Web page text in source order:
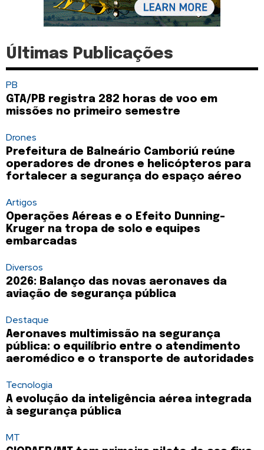
Últimas Publicações
PB
GTA/PB registra 282 horas de voo em
missões no primeiro semestre
Drones
Prefeitura de Balneário Camboriú reúne
operadores de drones e helicópteros para
fortalecer a segurança do espaço aéreo
Artigos
Operações Aéreas e o Efeito Dunning-
Kruger na tropa de solo e equipes
embarcadas
Diversos
2026: Balanço das novas aeronaves da
aviação de segurança pública
Destaque
Aeronaves multimissão na segurança
pública: o equilíbrio entre o atendimento
aeromédico e o transporte de autoridades
Tecnologia
A evolução da inteligência aérea integrada
à segurança pública
MT